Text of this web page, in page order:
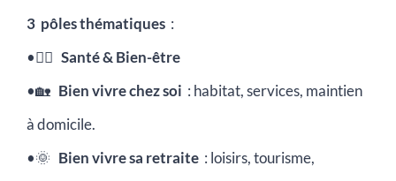
3 pôles thématiques :
•🧘‍♀️ Santé & Bien-être
•🏡 Bien vivre chez soi : habitat, services, maintien
à domicile.
•🌞 Bien vivre sa retraite : loisirs, tourisme,